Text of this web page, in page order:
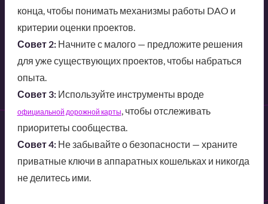
конца, чтобы понимать механизмы работы DAO и
критерии оценки проектов.
Совет 2:Начните с малого — предложите решения
для уже существующих проектов, чтобы набраться
опыта.
Совет 3:Используйте инструменты вроде
официальной дорожной карты, чтобы отслеживать
приоритеты сообщества.
Совет 4:Не забывайте о безопасности — храните
приватные ключи в аппаратных кошельках и никогда
не делитесь ими.